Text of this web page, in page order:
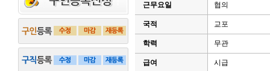
근무요일 협의
국적 교포
학력 무관
급여 시급